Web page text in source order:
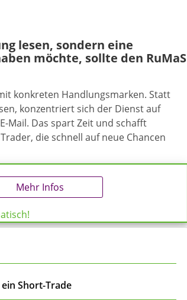
lesen, sondern eine
möchte, sollte den RuMaS
konkreten Handlungsmarken. Statt
konzentriert sich der Dienst auf
Mail. Das spart Zeit und schafft
die schnell auf neue Chancen
Mehr Infos
Short-Trade